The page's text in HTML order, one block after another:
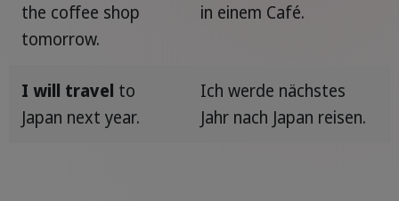
the coffee shop
tomorrow.
in einem Café.
I will travel to
Japan next year.
Ich werde nächstes
Jahr nach Japan reisen.